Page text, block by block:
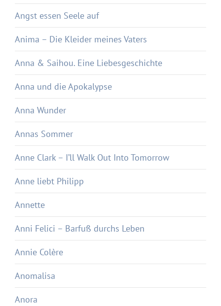
Angst essen Seele auf
Anima – Die Kleider meines Vaters
Anna & Saihou. Eine Liebesgeschichte
Anna und die Apokalypse
Anna Wunder
Annas Sommer
Anne Clark – I’ll Walk Out Into Tomorrow
Anne liebt Philipp
Annette
Anni Felici – Barfuß durchs Leben
Annie Colère
Anomalisa
Anora